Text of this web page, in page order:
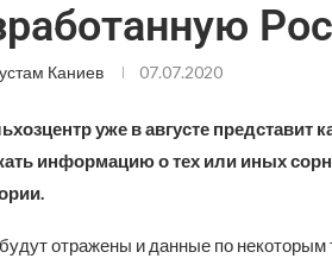
Каниев 07.07.2020
уже в августе представит
информацию о тех или иных
отражены и данные по некоторым